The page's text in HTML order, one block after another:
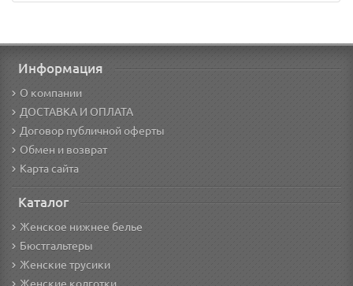
Информация
О компании
ДОСТАВКА И ОПЛАТА
Договор публичной оферты
Обмен и возврат
Карта сайта
Каталог
Женское нижнее белье
Бюстгальтеры
Женские трусики